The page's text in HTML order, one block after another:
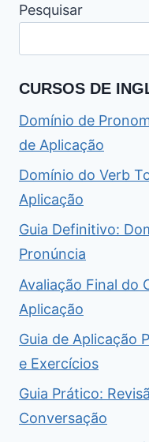
Pesquisar
CURSOS DE
Domínio de
de Aplicação
Domínio do Verb
Aplicação
Guia Definitivo:
Pronúncia
Avaliação Final do
Aplicação
Guia de Aplicação
e Exercícios
Guia Prático:
Conversação